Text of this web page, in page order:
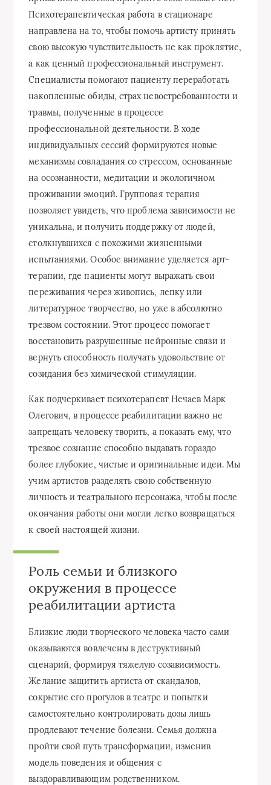
Психотерапевтическая работа в стационаре
направлена на то, чтобы помочь артисту принять
свою высокую чувствительность не как проклятие,
а как ценный профессиональный инструмент.
Специалисты помогают пациенту переработать
накопленные обиды, страх невостребованности и
травмы, полученные в процессе
профессиональной деятельности. В ходе
индивидуальных сессий формируются новые
механизмы совладания со стрессом, основанные
на осознанности, медитации и экологичном
проживании эмоций. Групповая терапия
позволяет увидеть, что проблема зависимости не
уникальна, и получить поддержку от людей,
столкнувшихся с похожими жизненными
испытаниями. Особое внимание уделяется арт-
терапии, где пациенты могут выражать свои
переживания через живопись, лепку или
литературное творчество, но уже в абсолютно
трезвом состоянии. Этот процесс помогает
восстановить разрушенные нейронные связи и
вернуть способность получать удовольствие от
созидания без химической стимуляции.
Как подчеркивает психотерапевт Нечаев Марк
Олегович, в процессе реабилитации важно не
запрещать человеку творить, а показать ему, что
трезвое сознание способно выдавать гораздо
более глубокие, чистые и оригинальные идеи. Мы
учим артистов разделять свою собственную
личность и театрального персонажа, чтобы после
окончания работы они могли легко возвращаться
к своей настоящей жизни.
Роль семьи и близкого
окружения в процессе
реабилитации артиста
Близкие люди творческого человека часто сами
оказываются вовлечены в деструктивный
сценарий, формируя тяжелую созависимость.
Желание защитить артиста от скандалов,
сокрытие его прогулов в театре и попытки
самостоятельно контролировать дозы лишь
продлевают течение болезни. Семья должна
пройти свой путь трансформации, изменив
модель поведения и общения с
выздоравливающим родственником.